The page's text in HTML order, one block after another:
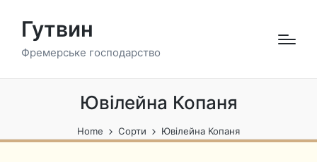
Гутвин
Фремерське господарство
Ювілейна Копаня
Home Сорти Ювілейна Копаня